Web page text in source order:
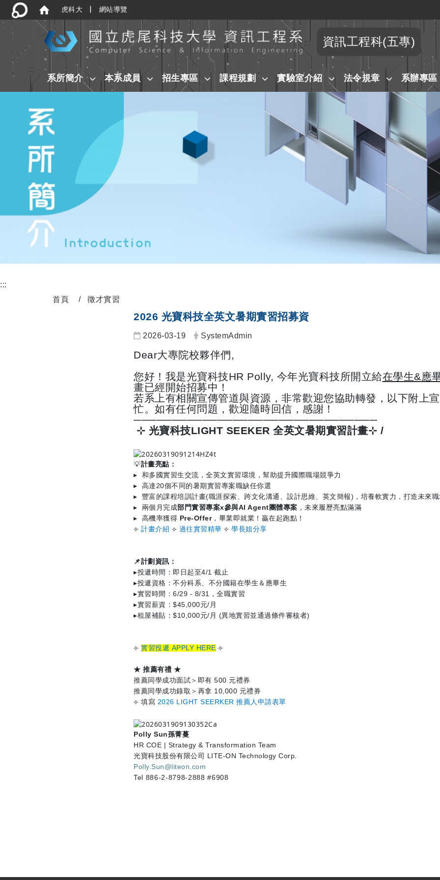
虎科大 | 網站導覽
跳到主要內容
::: 資訊工程科(五專)
:::
系所簡介 本系成員 招生專區 課程規劃 實驗室介紹 法令規章 系辦專區
:::
首頁
徵才實習
2026 光寶科技全英文暑期實習招募資
2026-03-19 SystemAdmin
Dear大專院校夥伴們 ,
您好！我是光寶科技HR Polly, 今年光寶科技所開立給在學生&應
畫已經開始招募中！
若系上有相關宣傳管道與資源，非常歡迎您協助轉發，以下附上
忙。如有任何問題，歡迎隨時回信，感謝！
────────────────────────────────
⊹ 光寶科技LIGHT SEEKER 全英文暑期實習計畫⊹ /
💡計畫亮點：
▸
和多國實習生交流，全英文實習環境，幫助提升國際職場競爭力
▸
高達20個不同的暑期實習專案職缺任你選
▸
豐富的課程培訓計畫(職涯探索、跨文化溝通、設計思維、英文簡報) ，培養軟實力，打造未來
▸
兩個月完成部門實習專案x參與AI Agent 團體專案 ，未來履歷亮點滿滿
▸
高機率獲得 Pre-Offer，畢業即就業！贏在起跑點！
⟣ 計畫介紹 ⟣ 過往實習精華 ⟣ 學長姐分享
📌計劃資訊：
▸投遞時間：即日起至4/1 截止
▸投遞資格：不分科系、不分國籍在學生＆應畢生
▸實習時間： 6/29 - 8/31 ，全職實習
▸實習薪資： $45,000元/ 月
▸租屋補貼： $10,000元/ 月 (異地實習並通過條件審核者)
⟣ 實習投遞 APPLY HERE ⟣
★ 推薦有禮 ★
推薦同學成功面試＞即有 500 元禮券
推薦同學成功錄取＞再拿 10,000 元禮券
⟣ 填寫 2026 LIGHT SEERKER 推薦人申請表單
Polly Sun孫菁蔓
HR COE | Strategy & Transformation Team
光寶科技股份有限公司
LITE-ON Technology Corp.
Polly.Sun@liteon.com
Tel 886-2-8798-2888 #6908